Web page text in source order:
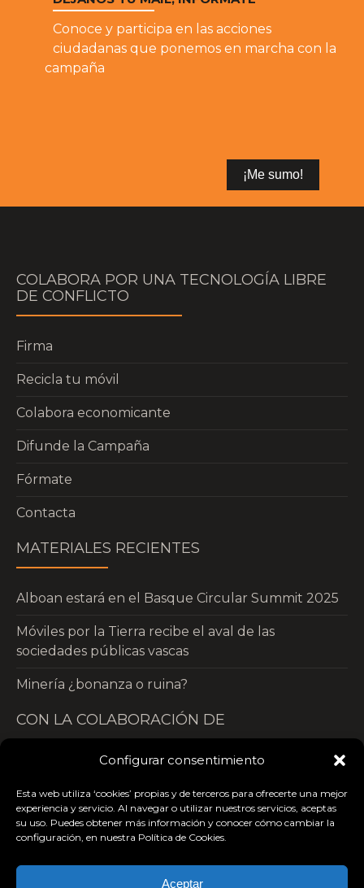
Configurar consentimiento
Esta web utiliza ‘cookies’ propias y de terceros para ofrecerte una mejor
experiencia y servicio. Al navegar o utilizar nuestros servicios, aceptas
su uso. Puedes obtener más información y conocer cómo cambiar la
configuración, en nuestra Política de Cookies.
Aceptar
Conoce y participa en las acciones
ciudadanas que ponemos en marcha con la
campaña
COLABORA POR UNA TECNOLOGÍA LIBRE
DE CONFLICTO
Firma
Recicla tu móvil
Colabora economicante
Difunde la Campaña
Fórmate
Contacta
MATERIALES RECIENTES
Alboan estará en el Basque Circular Summit 2025
Móviles por la Tierra recibe el aval de las
sociedades públicas vascas
Minería ¿bonanza o ruina?
CON LA COLABORACIÓN DE